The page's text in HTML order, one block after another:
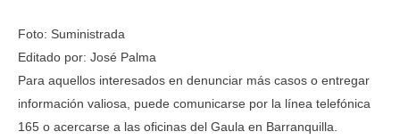
Foto: Suministrada
Editado por: José Palma
Para aquellos interesados en denunciar más casos o entregar
información valiosa, puede comunicarse por la línea telefónica
165 o acercarse a las oficinas del Gaula en Barranquilla.